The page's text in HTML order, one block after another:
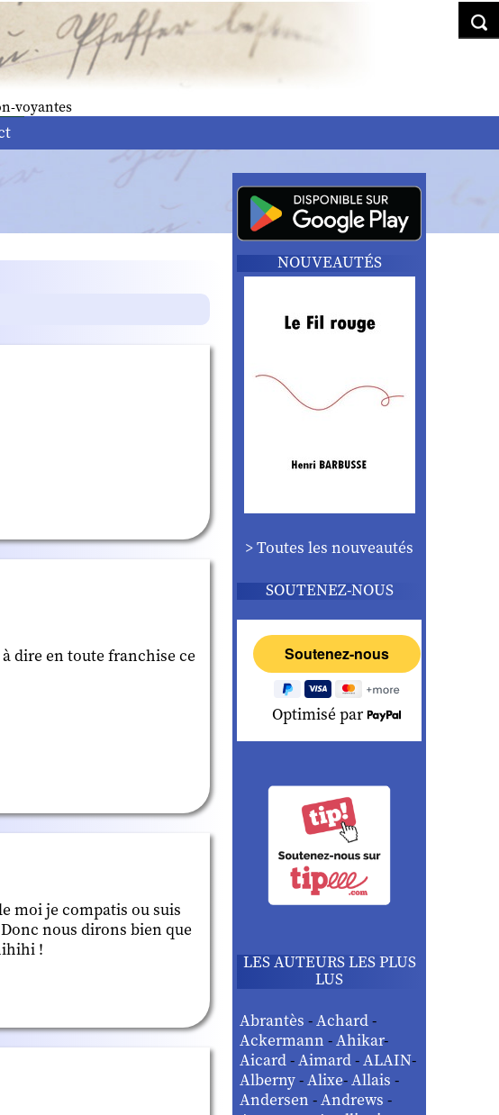
voyantes
dire en toute franchise ce
moi je compatis ou suis
nous dirons bien que
!
NOUVEAUTÉS
> Toutes les nouveautés
SOUTENEZ-NOUS
Optimisé par
LES AUTEURS LES PLUS
LUS
Abrantès-Achard-
Ackermann-Ahikar-
Aicard-Aimard-ALAIN-
Alberny-Alixe-Allais-
Andersen-Andrews-